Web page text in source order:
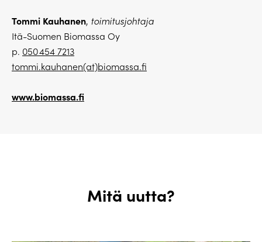
Tommi Kauhanen, toimitusjohtaja
Itä-Suomen Biomassa Oy
p. 050 454 7213
tommi.kauhanen(at)biomassa.fi
www.biomassa.fi
Mitä uutta?